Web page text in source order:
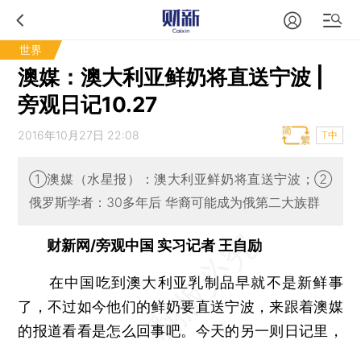
世界
澳媒：澳大利亚鲜奶将直送宁波 |
旁观日记10.27
2016年10月27日 22:08 T中
①澳媒（水星报）：澳大利亚鲜奶将直送宁波；②
俄罗斯学者：30多年后 华裔可能成为俄第二大族群
财新网/旁观中国 实习记者 王自励
在中国吃到澳大利亚乳制品早就不是新鲜事
了，不过如今他们的鲜奶要直送宁波，来跟着澳媒
的报道看看是怎么回事吧。今天的另一则日记里，